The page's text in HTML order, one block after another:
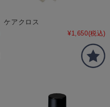
ケアクロス
¥1,650(税込)